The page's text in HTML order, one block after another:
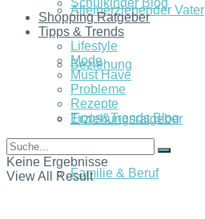
Alleinerziehender Vater
Beziehung
Erziehungsratgeber
Familie & Beruf
Schulkinder Blog
Shopping Ratgeber
Tipps & Trends
Lifestyle
Mode
Must Have
Probleme
Rezepte
Tipps&Trends Blog
Keine Ergebnisse
View All Result